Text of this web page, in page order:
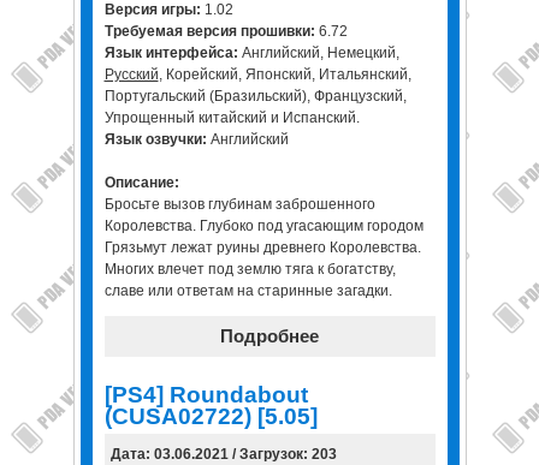
Версия игры: 1.02
Требуемая версия прошивки: 6.72
Язык интерфейса: Английский, Немецкий,
Русский, Корейский, Японский, Итальянский,
Португальский (Бразильский), Французский,
Упрощенный китайский и Испанский.
Язык озвучки: Английский
Описание:
Бросьте вызов глубинам заброшенного
Королевства. Глубоко под угасающим городом
Грязьмут лежат руины древнего Королевства.
Многих влечет под землю тяга к богатству,
славе или ответам на старинные загадки.
Подробнее
[PS4] Roundabout
(CUSA02722) [5.05]
Дата: 03.06.2021 / Загрузок: 203